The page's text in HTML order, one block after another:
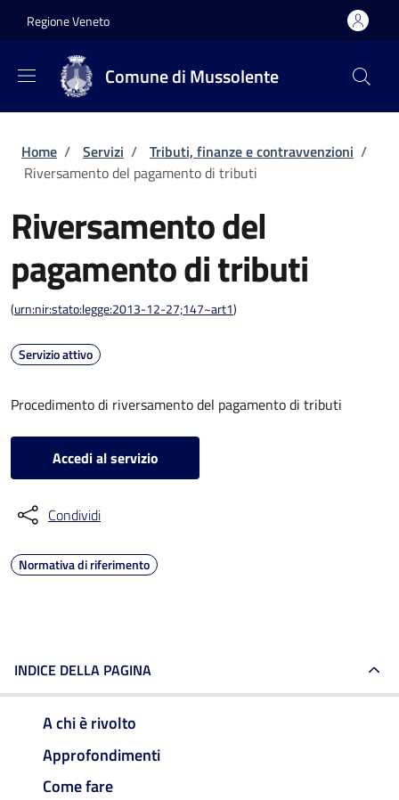
Regione Veneto
Comune di Mussolente
Briciole di pane
Home / Servizi / Tributi, finanze e contravvenzioni /
Riversamento del pagamento di tributi
Riversamento del
pagamento di tributi
(urn:nir:stato:legge:2013-12-27;147~art1)
Servizio attivo
Procedimento di riversamento del pagamento di tributi
Accedi al servizio
Condividi
Normativa di riferimento
INDICE DELLA PAGINA
A chi è rivolto
Approfondimenti
Come fare